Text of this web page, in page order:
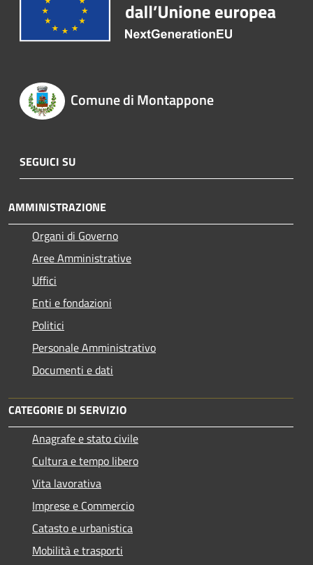
Comune di Montappone
SEGUICI SU
AMMINISTRAZIONE
Organi di Governo
Aree Amministrative
Uffici
Enti e fondazioni
Politici
Personale Amministrativo
Documenti e dati
CATEGORIE DI SERVIZIO
Anagrafe e stato civile
Cultura e tempo libero
Vita lavorativa
Imprese e Commercio
Catasto e urbanistica
Mobilità e trasporti